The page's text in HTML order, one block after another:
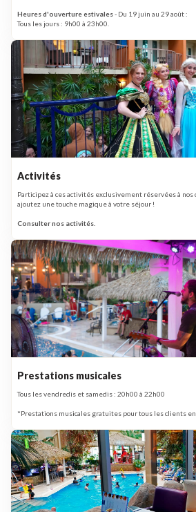
Heures d'ouverture estivales- Du 19 juin au 29 août :
Tous les jours : 9h00 à 23h00.
Activités
Participez à ces activités exclusivement réservées à
ajoutez une touche magique à votre séjour !
Consulter nos activités.
Prestations musicales
Tous les vendredis et samedis : 20h00 à 22h00
*Prestations musicales gratuites pour tous les clients